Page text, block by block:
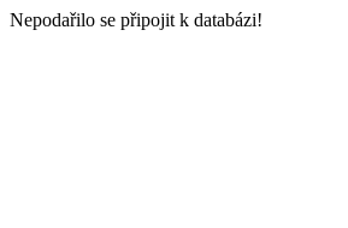
Nepodařilo se připojit k databázi!